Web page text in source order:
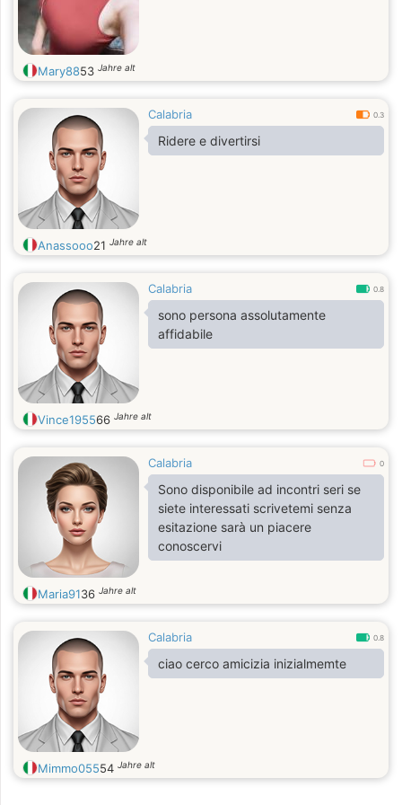
Mary8853 Jahre alt
Calabria 0.3
Ridere e divertirsi
Anassooo21 Jahre alt
Calabria 0.8
sono persona assolutamente
affidabile
Vince195566 Jahre alt
Calabria 0
Sono disponibile ad incontri seri se
siete interessati scrivetemi senza
esitazione sarà un piacere
conoscervi
Maria9136 Jahre alt
Calabria 0.8
ciao cerco amicizia inizialmemte
Mimmo05554 Jahre alt